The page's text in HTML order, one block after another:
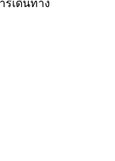
รเดินทาง